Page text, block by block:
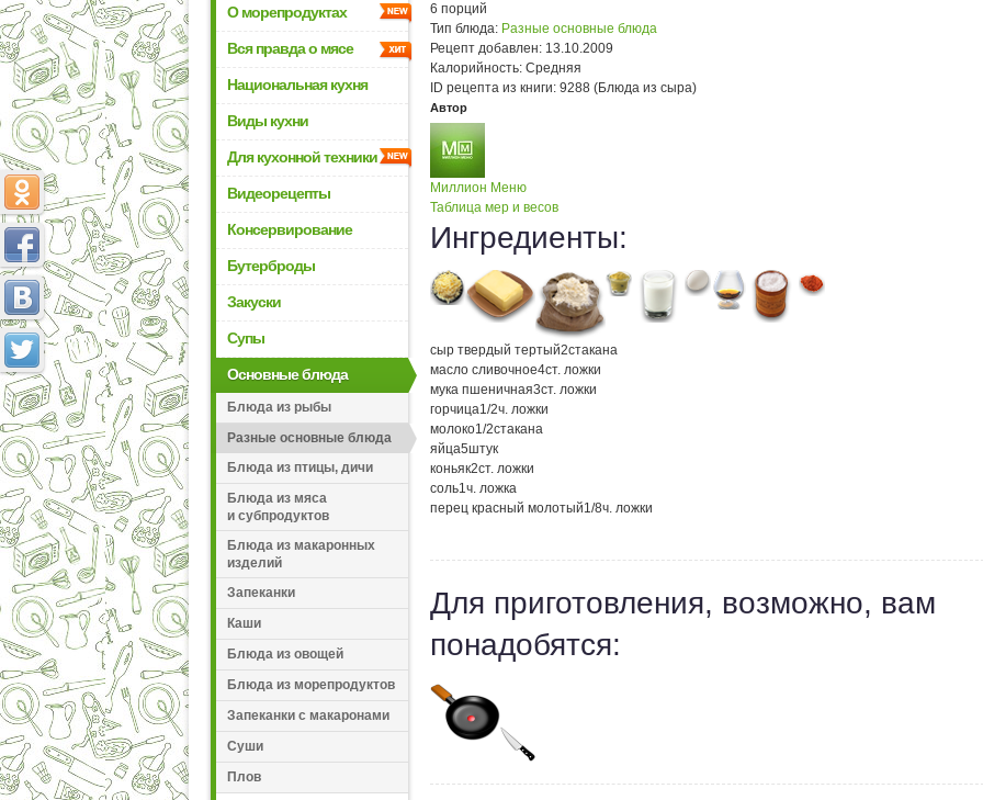
О морепродуктах
Вся правда о мясе
Национальная кухня
Виды кухни
Для кухонной техники
Видеорецепты
Консервирование
Бутерброды
Закуски
Супы
Основные блюда
Блюда из рыбы
Разные основные блюда
Блюда из птицы, дичи
Блюда из мяса
и субпродуктов
Блюда из макаронных
изделий
Запеканки
Каши
Блюда из овощей
Блюда из морепродуктов
Запеканки с макаронами
Суши
Плов
6 порций
Тип блюда: Разные основные блюда
Рецепт добавлен: 13.10.2009
Калорийность: Средняя
ID рецепта из книги: 9288 (Блюда из сыра)
Автор
Миллион Меню
Таблица мер и весов
Ингредиенты:
сыр твердый тертый2стакана
масло сливочное4ст. ложки
мука пшеничная3ст. ложки
горчица1/2ч. ложки
молоко1/2стакана
яйца5штук
коньяк2ст. ложки
соль1ч. ложка
перец красный молотый1/8ч. ложки
Для приготовления, возможно, вам
понадобятся: